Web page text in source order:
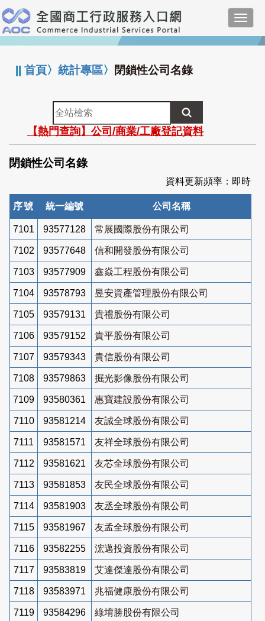
跳
到
主
要
:::
||首頁〉統計專區〉 閉鎖性公司名錄
全
站
檢
索
【熱門查詢】公司/商業/工廠登記資料
閉鎖性公司名錄
資料更新頻率：即時
序號 統一編號 公司名稱
7101 93577128 常展國際股份有限公司
7102 93577648 信和開發股份有限公司
7103 93577909 鑫焱工程股份有限公司
7104 93578793 昱安資產管理股份有限公司
7105 93579131 貴禮股份有限公司
7106 93579152 貴平股份有限公司
7107 93579343 貴信股份有限公司
7108 93579863 掘光影像股份有限公司
7109 93580361 惠寶建設股份有限公司
7110 93581214 友誠全球股份有限公司
7111 93581571 友祥全球股份有限公司
7112 93581621 友芯全球股份有限公司
7113 93581853 友民全球股份有限公司
7114 93581903 友丞全球股份有限公司
7115 93581967 友孟全球股份有限公司
7116 93582255 浤邁投資股份有限公司
7117 93583819 艾達傑達股份有限公司
7118 93583971 兆福健康股份有限公司
7119 93584296 綠堉勝股份有限公司